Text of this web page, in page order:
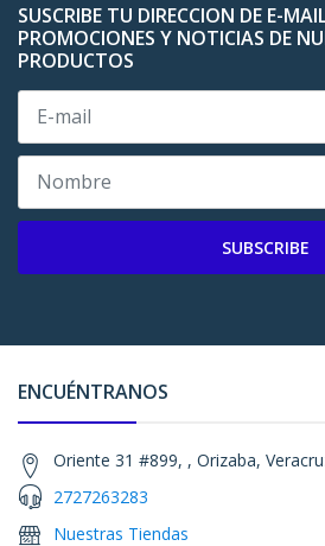
SUSCRIBE TU DIRECCION DE E-
PROMOCIONES Y NOTICIAS DE
PRODUCTOS
SUBSCRIBE
ENCUÉNTRANOS
Oriente 31 #899, , Orizaba,
2727263283
Nuestras Tiendas